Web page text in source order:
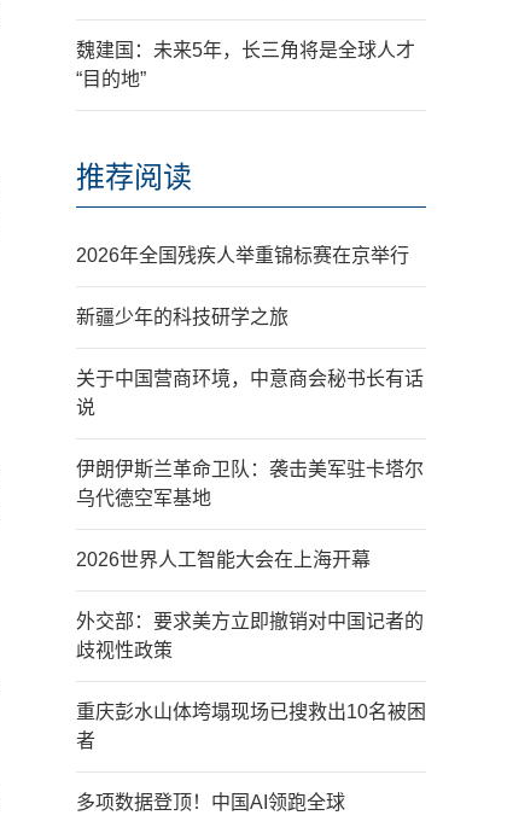
魏建国：未来5年，长三角将是全球人才
“目的地”
推荐阅读
2026年全国残疾人举重锦标赛在京举行
新疆少年的科技研学之旅
关于中国营商环境，中意商会秘书长有话
说
伊朗伊斯兰革命卫队：袭击美军驻卡塔尔
乌代德空军基地
2026世界人工智能大会在上海开幕
外交部：要求美方立即撤销对中国记者的
歧视性政策
重庆彭水山体垮塌现场已搜救出10名被困
者
多项数据登顶！中国AI领跑全球